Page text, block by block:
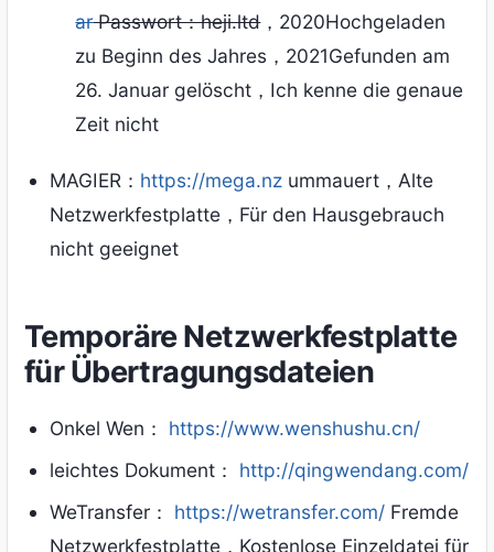
arPasswort：heji.ltd，2020Hochgeladen
zu Beginn des Jahres，2021Gefunden am
26. Januar gelöscht，Ich kenne die genaue
Zeit nicht
MAGIER： https://mega.nz ummauert，Alte
Netzwerkfestplatte，Für den Hausgebrauch
nicht geeignet
Temporäre Netzwerkfestplatte
für Übertragungsdateien
Onkel Wen： https://www.wenshushu.cn/
leichtes Dokument： http://qingwendang.com/
WeTransfer： https://wetransfer.com/ Fremde
Netzwerkfestplatte，Kostenlose Einzeldatei für